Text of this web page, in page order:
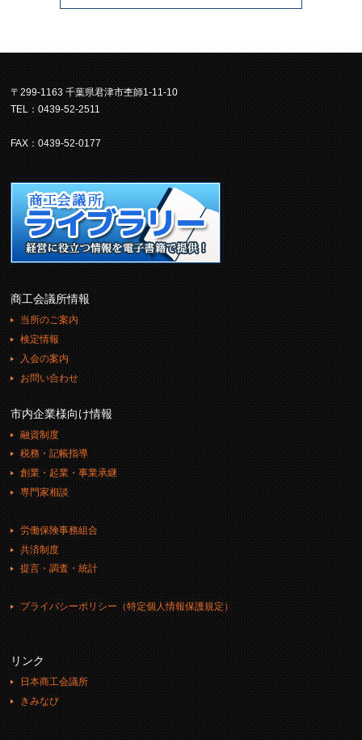
〒299-1163 千葉県君津市杢師1-11-10
TEL：0439-52-2511
FAX：0439-52-0177
商工会議所情報
当所のご案内
検定情報
入会の案内
お問い合わせ
市内企業様向け情報
融資制度
税務・記帳指導
創業・起業・事業承継
専門家相談
労働保険事務組合
共済制度
提言・調査・統計
プライバシーポリシー（特定個人情報保護規定）
リンク
日本商工会議所
きみなび